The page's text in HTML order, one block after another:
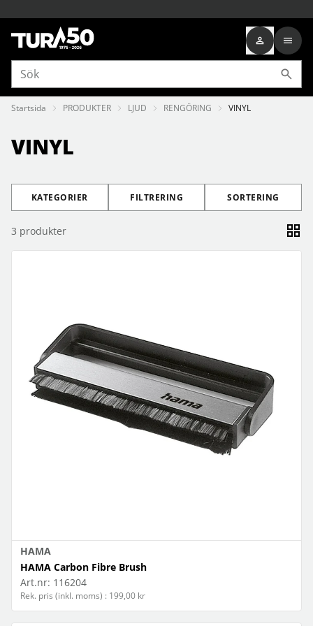
Startsida PRODUKTER LJUD RENGÖRING VINYL
VINYL
KATEGORIER FILTRERING SORTERING
3 produkter
HAMA
HAMA Carbon Fibre Brush
Art.nr: 116204
Rek. pris (inkl. moms) : 199,00 kr